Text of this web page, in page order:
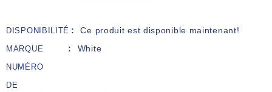
DISPONIBILITÉ Ce produit est disponible maintenant!
MARQUE White
NUMÉRO
DE